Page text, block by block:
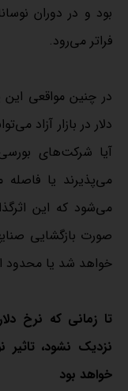
بود و در دوران
فراتر می‌رود.
در چنین مواقعی
دلار در بازار آزاد
آیا شرکت‌های
می‌پذیرند یا فاصله
می‌شود که این
صورت بازگشایی
خواهد شد یا
تا زمانی که نرخ
نزدیک نشود، تاثیر
خواهد بود